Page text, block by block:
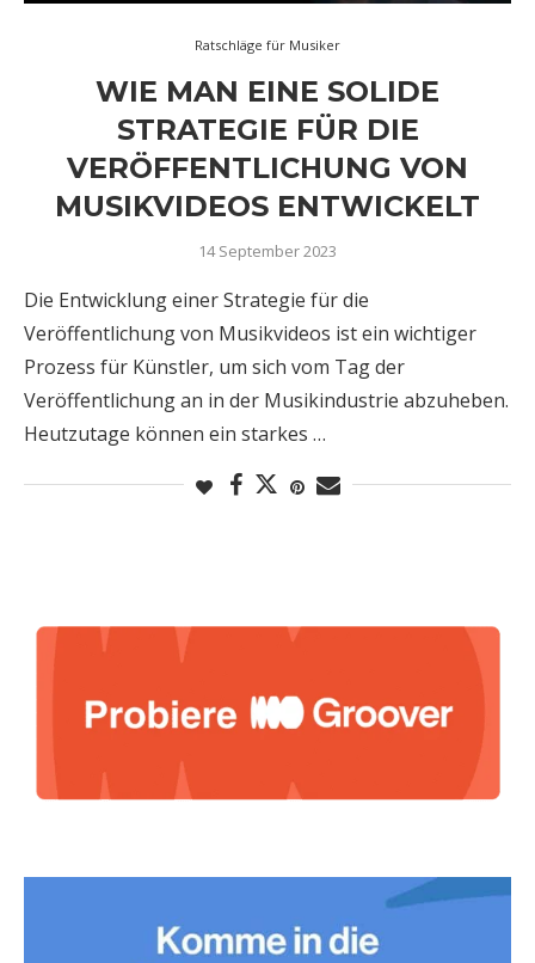
Ratschläge für Musiker
WIE MAN EINE SOLIDE
STRATEGIE FÜR DIE
VERÖFFENTLICHUNG VON
MUSIKVIDEOS ENTWICKELT
14 September 2023
Die Entwicklung einer Strategie für die
Veröffentlichung von Musikvideos ist ein wichtiger
Prozess für Künstler, um sich vom Tag der
Veröffentlichung an in der Musikindustrie abzuheben.
Heutzutage können ein starkes …